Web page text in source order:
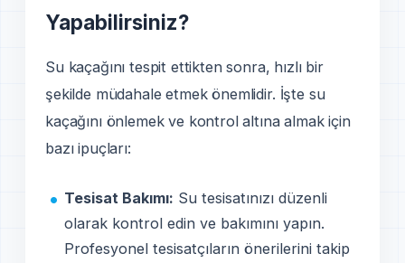
Yapabilirsiniz?
Su kaçağını tespit ettikten sonra, hızlı bir
şekilde müdahale etmek önemlidir. İşte su
kaçağını önlemek ve kontrol altına almak için
bazı ipuçları:
Tesisat Bakımı: Su tesisatınızı düzenli
olarak kontrol edin ve bakımını yapın.
Profesyonel tesisatçıların önerilerini takip